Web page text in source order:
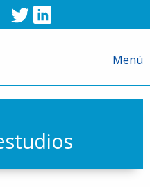
Twitter
Menú